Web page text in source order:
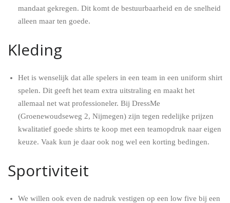
mandaat gekregen. Dit komt de bestuurbaarheid en de snelheid
alleen maar ten goede.
Kleding
Het is wenselijk dat alle spelers in een team in een uniform shirt
spelen. Dit geeft het team extra uitstraling en maakt het
allemaal net wat professioneler. Bij DressMe
(Groenewoudseweg 2, Nijmegen) zijn tegen redelijke prijzen
kwalitatief goede shirts te koop met een teamopdruk naar eigen
keuze. Vaak kun je daar ook nog wel een korting bedingen.
Sportiviteit
We willen ook even de nadruk vestigen op een low five bij een